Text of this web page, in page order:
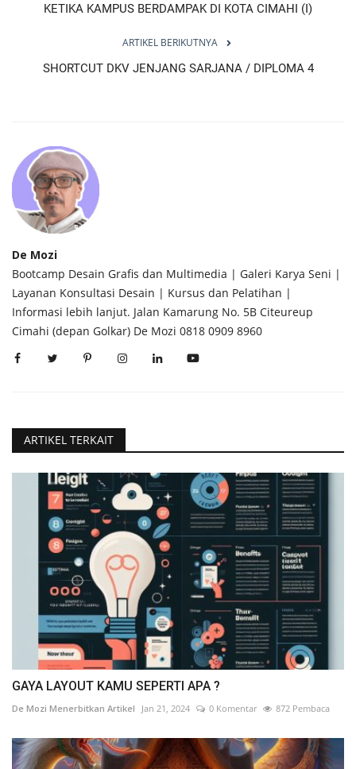
KETIKA KAMPUS BERDAMPAK DI KOTA CIMAHI (I)
ARTIKEL BERIKUTNYA
SHORTCUT DKV JENJANG SARJANA / DIPLOMA 4
De Mozi
Bootcamp Desain Grafis dan Multimedia | Galeri Karya Seni |
Layanan Konsultasi Desain | Kursus dan Pelatihan |
Informasi lebih lanjut. Jalan Kamarung No. 5B Citeureup
Cimahi (depan Golkar) De Mozi 0818 0909 8960
ARTIKEL TERKAIT
GAYA LAYOUT KAMU SEPERTI APA ?
De Mozi Menerbitkan Artikel Jan 21, 2024 0 Komentar 872 Pembaca